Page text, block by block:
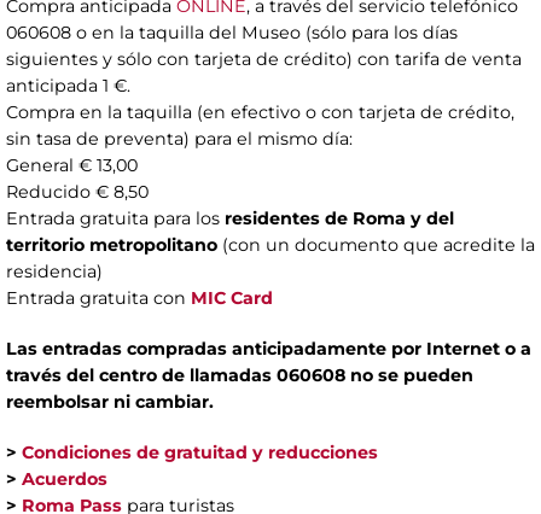
Compra anticipada ONLINE, a través del servicio telefónico
060608 o en la taquilla del Museo (sólo para los días
siguientes y sólo con tarjeta de crédito) con tarifa de venta
anticipada 1 €.
Compra en la taquilla (en efectivo o con tarjeta de crédito,
sin tasa de preventa) para el mismo día:
General € 13,00
Reducido € 8,50
Entrada gratuita para los residentes de Roma y del
territorio metropolitano (con un documento que acredite la
residencia)
Entrada gratuita con MIC Card
Las entradas compradas anticipadamente por Internet o a
través del centro de llamadas 060608 no se pueden
reembolsar ni cambiar.
> Condiciones de gratuitad y reducciones
> Acuerdos
> Roma Pass para turistas